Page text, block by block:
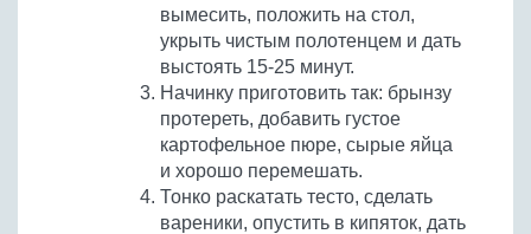
вымесить, положить на стол,
укрыть чистым полотенцем и дать
выстоять 15-25 минут.
Начинку приготовить так: брынзу
протереть, добавить густое
картофельное пюре, сырые яйца
и хорошо перемешать.
Тонко раскатать тесто, сделать
вареники, опустить в кипяток, дать